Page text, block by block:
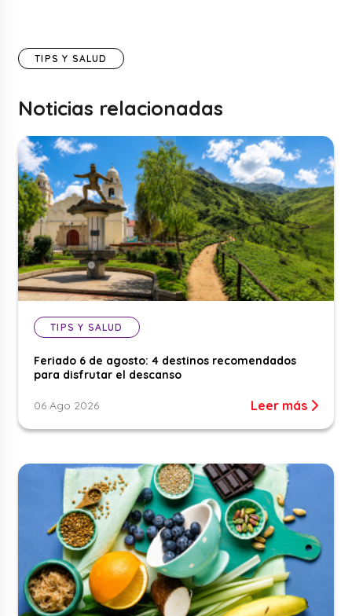
TIPS Y SALUD
Noticias relacionadas
TIPS Y SALUD
Feriado 6 de agosto: 4 destinos recomendados
para disfrutar el descanso
06 Ago 2026 Leer más